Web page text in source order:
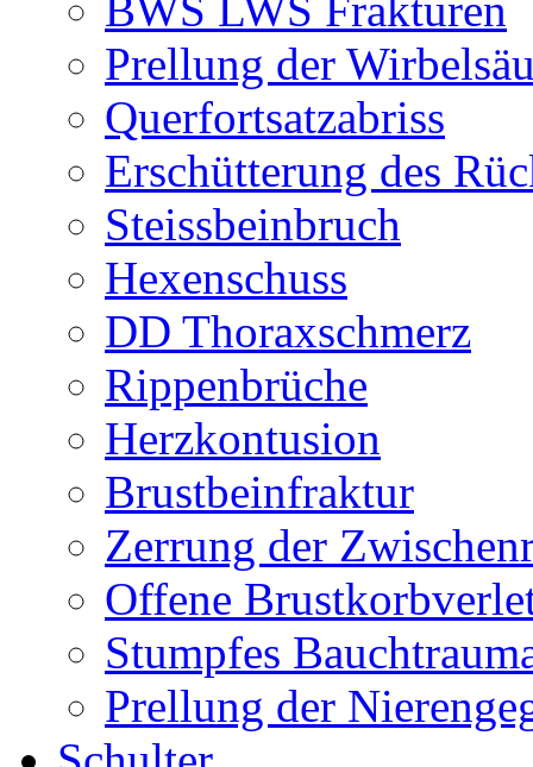
BWS LWS Frakturen
Prellung der
Querfortsatzabriss
Erschütterung des
Steissbeinbruch
Hexenschuss
DD Thoraxschmerz
Rippenbrüche
Herzkontusion
Brustbeinfraktur
Zerrung der
Offene
Stumpfes
Prellung der